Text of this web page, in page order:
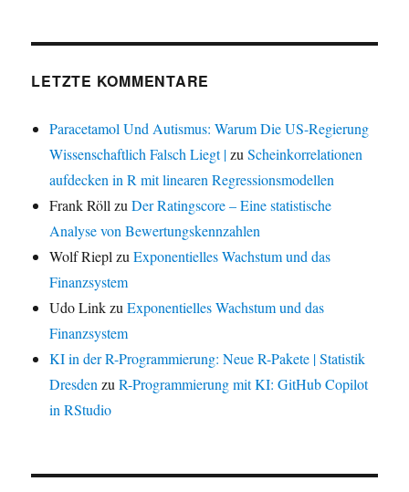
LETZTE KOMMENTARE
Paracetamol Und Autismus: Warum Die US-Regierung
Wissenschaftlich Falsch Liegt |zuScheinkorrelationen
aufdecken in R mit linearen Regressionsmodellen
Frank RöllzuDer Ratingscore – Eine statistische
Analyse von Bewertungskennzahlen
Wolf RieplzuExponentielles Wachstum und das
Finanzsystem
Udo LinkzuExponentielles Wachstum und das
Finanzsystem
KI in der R-Programmierung: Neue R-Pakete | Statistik
DresdenzuR-Programmierung mit KI: GitHub Copilot
in RStudio